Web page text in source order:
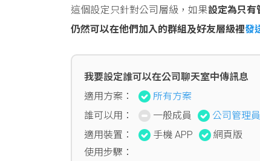
這個設定只針對公司層級，如果設定為只有
仍然可以在他們加入的群組及好友層級裡發
我要設定誰可以在公司聊天室中傳訊息
適用方案：
所有方案
誰可以用：
一般成員
公司管理員
適用裝置：
手機 APP
網頁版
使用步驟：